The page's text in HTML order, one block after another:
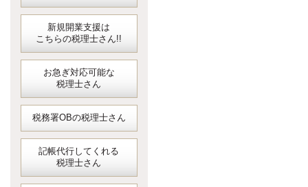
新規開業支援は
こちらの税理士さん!!
お急ぎ対応可能な
税理士さん
税務署OBの税理士さん
記帳代行してくれる
税理士さん